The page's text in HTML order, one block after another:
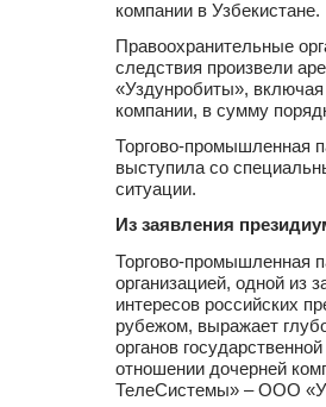
компании в Узбекистане.
Правоохранительные
следствия произвели
«Уздунробиты»,
компании, в сумму
Торгово-промышленная
выступила со
ситуации.
Из заявления
Торгово-промышленная
организацией, одной из
интересов российских
рубежом, выражает
органов
отношении дочерней
ТелеСистемы» – ООО